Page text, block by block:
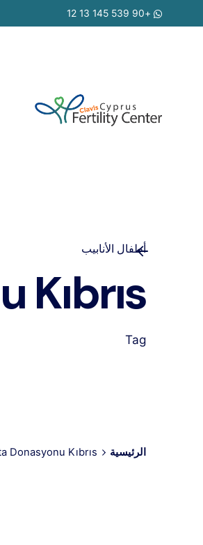
to
+90 539 145 13 12
أطفال الأنابيب
Tag
الرئيسية Donasyonu Kıbrıs